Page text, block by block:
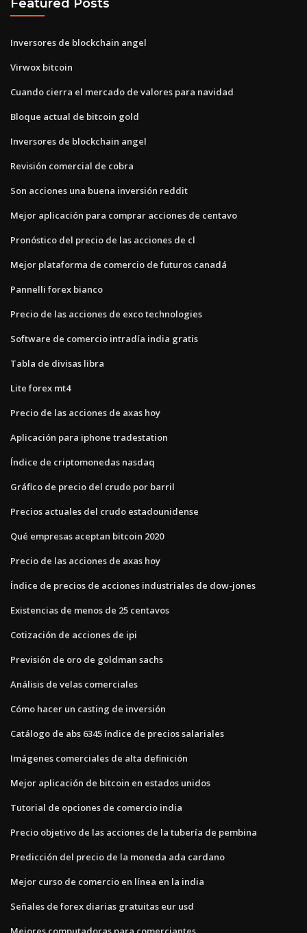
Featured Posts
Inversores de blockchain angel
Virwox bitcoin
Cuando cierra el mercado de valores para navidad
Bloque actual de bitcoin gold
Inversores de blockchain angel
Revisión comercial de cobra
Son acciones una buena inversión reddit
Mejor aplicación para comprar acciones de centavo
Pronóstico del precio de las acciones de cl
Mejor plataforma de comercio de futuros canadá
Pannelli forex bianco
Precio de las acciones de exco technologies
Software de comercio intradía india gratis
Tabla de divisas libra
Lite forex mt4
Precio de las acciones de axas hoy
Aplicación para iphone tradestation
Índice de criptomonedas nasdaq
Gráfico de precio del crudo por barril
Precios actuales del crudo estadounidense
Qué empresas aceptan bitcoin 2020
Precio de las acciones de axas hoy
Índice de precios de acciones industriales de dow-jones
Existencias de menos de 25 centavos
Cotización de acciones de ipi
Previsión de oro de goldman sachs
Análisis de velas comerciales
Cómo hacer un casting de inversión
Catálogo de abs 6345 índice de precios salariales
Imágenes comerciales de alta definición
Mejor aplicación de bitcoin en estados unidos
Tutorial de opciones de comercio india
Precio objetivo de las acciones de la tubería de pembina
Predicción del precio de la moneda ada cardano
Mejor curso de comercio en línea en la india
Señales de forex diarias gratuitas eur usd